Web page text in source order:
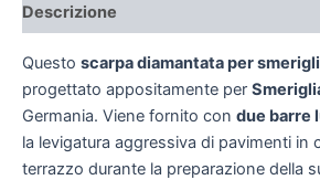
Descrizione
Questo scarpa diamantata per
progettato appositamente per
Germania. Viene fornito con due barre
la levigatura aggressiva di pavimenti in
terrazzo durante la preparazione della